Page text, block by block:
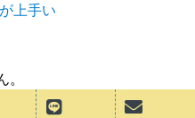
上手い
。